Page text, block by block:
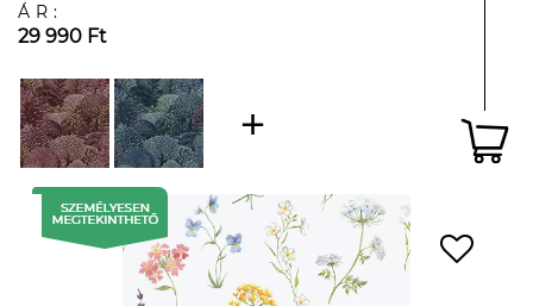
ÁR:
29 990 Ft